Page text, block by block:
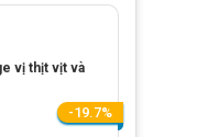
vị thịt vịt và
-19.7%